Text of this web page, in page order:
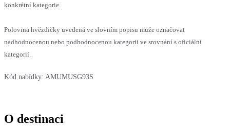
konkrétní kategorie.
Polovina hvězdičky uvedená ve slovním popisu může označovat
nadhodnocenou nebo podhodnocenou kategorii ve srovnání s oficiální
kategorií.
Kód nabídky: AMUMUSG93S
O destinaci